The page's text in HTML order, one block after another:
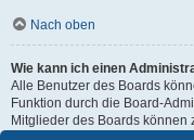
Nach oben
Wie kann ich einen
Alle Benutzer des Boards
Funktion durch die Board-
Mitglieder des Boards können